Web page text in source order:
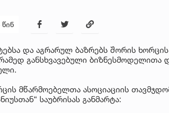
და აგრარულ ბაზრებს შორის
განსხვავებული ბიზნესმოდელითა
მწარმოებელთა ასოციაციის
საუბრისას განმარტა: